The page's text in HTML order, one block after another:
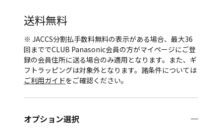
送料無料
※ JACCS分割払手数料無料の表示がある場合、最大36
回まででCLUB Panasonic会員の方がマイページにご登
録の会員住所に送る場合のみ適用となります。また、ギ
フトラッピングは対象外となります。諸条件については
ご利用ガイドをご確認ください。
オプション選択